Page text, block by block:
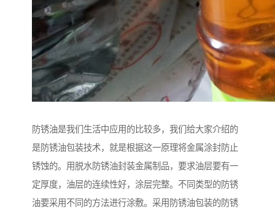
防锈油是我们生活中应用的比较多，我们给大家介绍的
是防锈油包装技术，就是根据这一原理将金属涂封防止
锈蚀的。用脱水防锈油封装金属制品，要求油层要有一
定厚度，油层的连续性好，涂层完整。不同类型的防锈
油要采用不同的方法进行涂敷。采用防锈油包装的防锈